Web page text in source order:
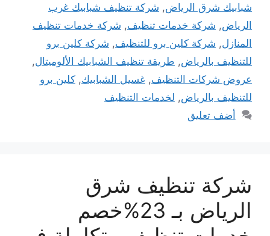
شبابيك شرق الرياض, شركة تنظيف شبابيك غرب
الرياض, شركة خدمات تنظيف, شركة خدمات تنظيف
المنازل, شركة كلين برو للتنظيف, شركة كلين برو
للتنظيف بالرياض, طريقة تنظيف الشبابيك الألوميتال,
عروض شركات التنظيف, غسيل الشبابيك, كلين برو
للتنظيف بالرياض, لخدمات التنظيف
أضف تعليق
شركة تنظيف شرق
الرياض بـ 23%خصم